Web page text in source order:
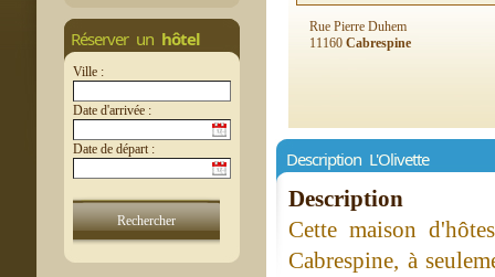
Réserver un hôtel
Ville :
Date d'arrivée :
Date de départ :
Rue Pierre Duhem
11160 Cabrespine
Description L'Olivette
Description
Cette maison
Cabrespine, à